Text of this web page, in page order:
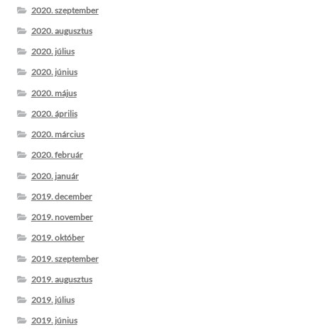
2020. szeptember
2020. augusztus
2020. július
2020. június
2020. május
2020. április
2020. március
2020. február
2020. január
2019. december
2019. november
2019. október
2019. szeptember
2019. augusztus
2019. július
2019. június